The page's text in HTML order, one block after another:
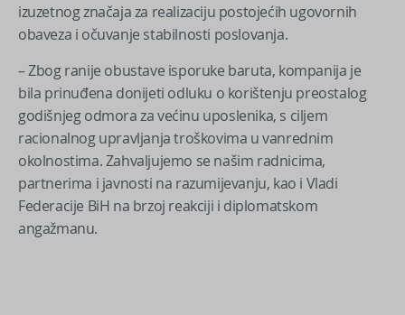
izuzetnog značaja za realizaciju postojećih ugovornih
obaveza i očuvanje stabilnosti poslovanja.
– Zbog ranije obustave isporuke baruta, kompanija je
bila prinuđena donijeti odluku o korištenju preostalog
godišnjeg odmora za većinu uposlenika, s ciljem
racionalnog upravljanja troškovima u vanrednim
okolnostima. Zahvaljujemo se našim radnicima,
partnerima i javnosti na razumijevanju, kao i Vladi
Federacije BiH na brzoj reakciji i diplomatskom
angažmanu.